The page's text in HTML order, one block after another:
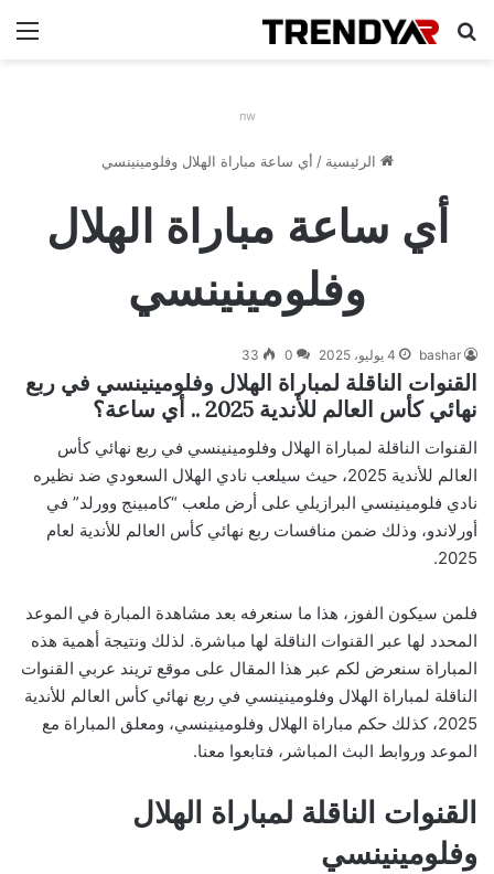
بحث عن
nw
الرئيسية / أي ساعة مباراة الهلال وفلومينينسي
أي ساعة مباراة الهلال
وفلومينينسي
bashar 4 يوليو، 2025 0
33
القنوات الناقلة لمباراة الهلال وفلومينينسي في ربع
نهائي كأس العالم للأندية 2025 .. أي ساعة؟
القنوات الناقلة لمباراة الهلال وفلومينينسي في ربع نهائي كأس
العالم للأندية 2025، حيث سيلعب نادي الهلال السعودي ضد نظيره
نادي فلومينينسي البرازيلي على أرض ملعب “كامبينج وورلد” في
أورلاندو، وذلك ضمن منافسات ربع نهائي كأس العالم للأندية لعام
2025.
فلمن سيكون الفوز، هذا ما سنعرفه بعد مشاهدة المبارة في الموعد
المحدد لها عبر القنوات الناقلة لها مباشرة. لذلك ونتيجة أهمية هذه
المباراة سنعرض لكم عبر هذا المقال على موقع تريند عربي القنوات
الناقلة لمباراة الهلال وفلومينينسي في ربع نهائي كأس العالم للأندية
2025، كذلك حكم مباراة الهلال وفلومينينسي، ومعلق المباراة مع
الموعد وروابط البث المباشر، فتابعوا معنا.
القنوات الناقلة لمباراة الهلال
وفلومينينسي